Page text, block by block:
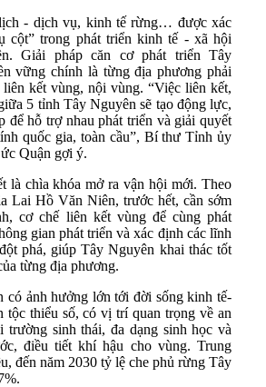
- dịch vụ, kinh tế rừng… được xác
cột” trong phát triển kinh tế - xã hội
Giải pháp căn cơ phát triển Tây
vững chính là từng địa phương phải
kết vùng, nội vùng. “Việc liên kết,
5 tỉnh Tây Nguyên sẽ tạo động lực,
để hỗ trợ nhau phát triển và giải quyết
quốc gia, toàn cầu”, Bí thư Tỉnh ủy
Quận gợi ý.
là chìa khóa mở ra vận hội mới. Theo
Lai Hồ Văn Niên, trước hết, cần sớm
cơ chế liên kết vùng để cùng phát
gian phát triển và xác định các lĩnh
phá, giúp Tây Nguyên khai thác tốt
từng địa phương.
có ảnh hưởng lớn tới đời sống kinh tế-
tộc thiểu số, có vị trí quan trọng về an
trường sinh thái, đa dạng sinh học và
điều tiết khí hậu cho vùng. Trung
đến năm 2030 tỷ lệ che phủ rừng Tây